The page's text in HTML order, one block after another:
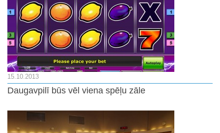
15.10.2013
Daugavpilī būs vēl viena spēļu zāle